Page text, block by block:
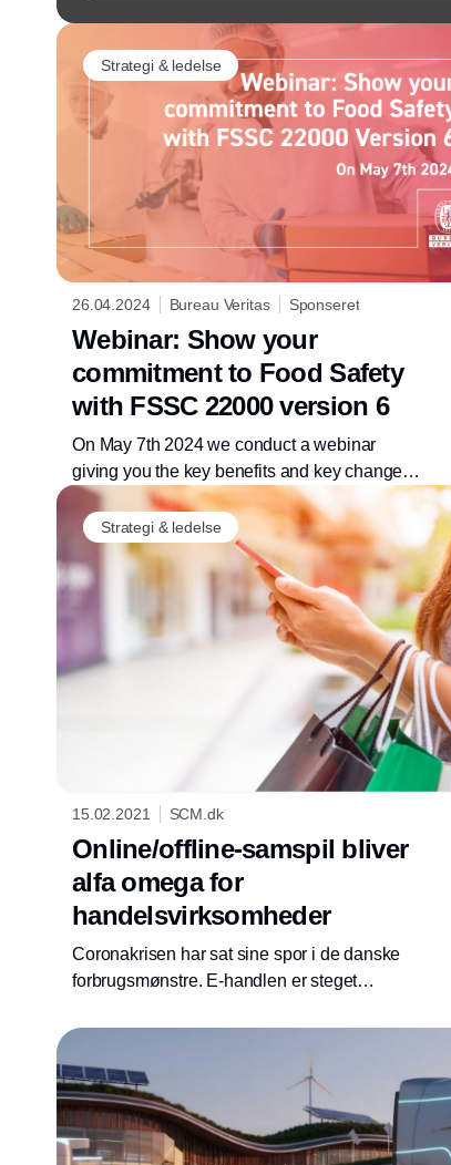
Strategi & ledelse
26.04.2024 Bureau Veritas Sponseret
Webinar: Show your
commitment to Food Safety
with FSSC 22000 version 6
On May 7th 2024 we conduct a webinar
giving you the key benefits and key changes
in this new version of FSSC 22000.
Strategi & ledelse
15.02.2021 SCM.dk
Online/offline-samspil bliver
alfa omega for
handelsvirksomheder
Coronakrisen har sat sine spor i de danske
forbrugsmønstre. E-handlen er steget
større indpas. Men selvom restriktionerne
forvente, at alt vender tilbage til normalen.
Flere kunder vil forblive på nettet – eller et
sted imellem det online og offline.